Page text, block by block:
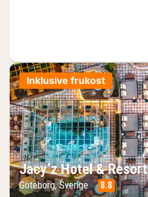
Inklusive frukost
Jacy’z Hotel & Resort
Göteborg, Sverige 8.8